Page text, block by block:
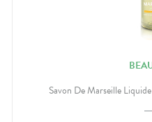
Savon De Marseille